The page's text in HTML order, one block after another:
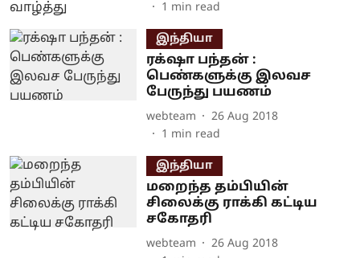
1 min read
இந்தியா
ரக்‌ஷா பந்தன் :
பெண்களுக்கு இலவச
பேருந்து பயணம்
webteam
26 Aug 2018
1 min read
இந்தியா
மறைந்த தம்பியின்
சிலைக்கு ராக்கி கட்டிய
சகோதரி
webteam
26 Aug 2018